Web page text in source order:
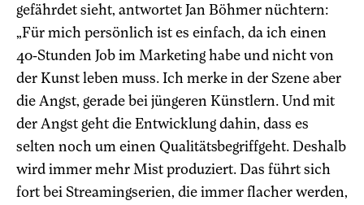
gefährdet sieht, antwortet Jan Böhmer nüchtern:
„Für mich persönlich ist es einfach, da ich einen
40-Stunden Job im Marketing habe und nicht von
der Kunst leben muss. Ich merke in der Szene aber
die Angst, gerade bei jüngeren Künstlern. Und mit
der Angst geht die Entwicklung dahin, dass es
selten noch um einen Qualitätsbegriffgeht. Deshalb
wird immer mehr Mist produziert. Das führt sich
fort bei Streamingserien, die immer flacher werden,